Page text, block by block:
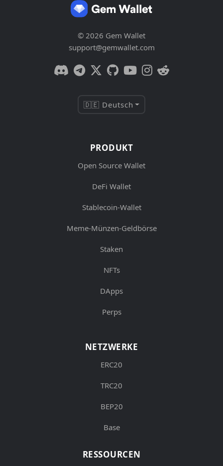
© 2026 Gem Wallet
support@gemwallet.com
🇩🇪 Deutsch
PRODUKT
Open Source Wallet
DeFi Wallet
Stablecoin-Wallet
Meme-Münzen-Geldbörse
Staken
NFTs
DApps
Perps
NETZWERKE
ERC20
TRC20
BEP20
Base
RESSOURCEN